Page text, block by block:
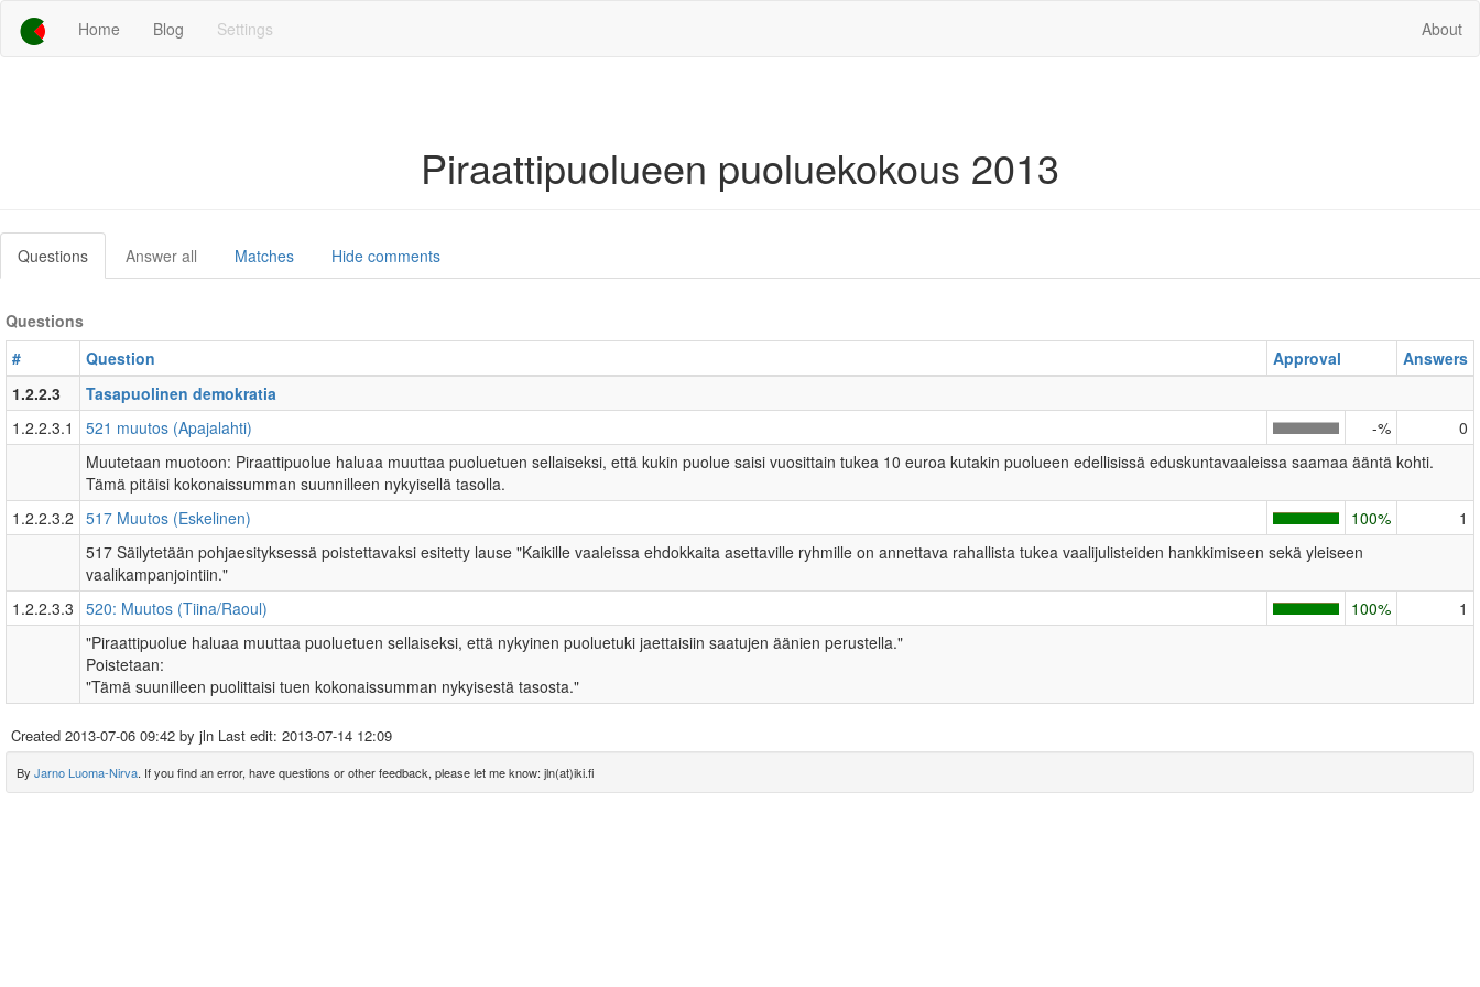
Home Blog Settings About
Piraattipuolueen puoluekokous 2013
Questions Answer all Matches Hide comments
Questions
#
Question Approval
Answers
1.2.2.3
Tasapuolinen demokratia
1.2.2.3.1
521 muutos (Apajalahti) -%
0
Muutetaan muotoon: Piraattipuolue haluaa muuttaa puoluetuen sellaiseksi, että kukin puolue saisi vuosittain tukea 10 euroa kutakin puolueen edellisissä eduskuntavaaleissa saamaa ääntä kohti.
Tämä pitäisi kokonaissumman suunnilleen nykyisellä tasolla.
1.2.2.3.2 517 Muutos (Eskelinen) 100%
1
517 Säilytetään pohjaesityksessä poistettavaksi esitetty lause "Kaikille vaaleissa ehdokkaita asettaville ryhmille on annettava rahallista tukea vaalijulisteiden hankkimiseen sekä yleiseen
vaalikampanjointiin."
1.2.2.3.3 520: Muutos (Tiina/Raoul) 100%
1
"Piraattipuolue haluaa muuttaa puoluetuen sellaiseksi, että nykyinen puoluetuki jaettaisiin saatujen äänien perustella."
Poistetaan:
"Tämä suunilleen puolittaisi tuen kokonaissumman nykyisestä tasosta."
Created 2013-07-06 09:42 by jln Last edit: 2013-07-14 12:09
By Jarno Luoma-Nirva. If you find an error, have questions or other feedback, please let me know: jln(at)iki.fi